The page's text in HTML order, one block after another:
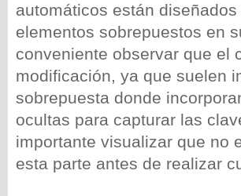
automáticos están
elementos sobrepuestos en
conveniente observar que el
modificación, ya que suelen
sobrepuesta donde
ocultas para capturar las
importante visualizar que no
esta parte antes de realizar